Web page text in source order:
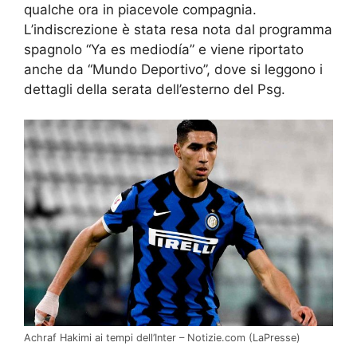
qualche ora in piacevole compagnia.
L’indiscrezione è stata resa nota dal programma
spagnolo “Ya es mediodía” e viene riportato
anche da “Mundo Deportivo”, dove si leggono i
dettagli della serata dell’esterno del Psg.
Achraf Hakimi ai tempi dell’Inter – Notizie.com (LaPresse)